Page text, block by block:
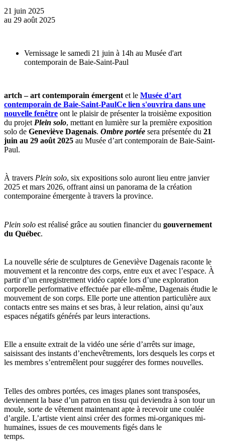
21 juin 2025
au 29 août 2025
Vernissage le samedi 21 juin à 14h au Musée d'art
contemporain de Baie-Saint-Paul
artch – art contemporain émergent et le Musée d’art
contemporain de Baie-Saint-PaulCe lien s'ouvrira dans une
nouvelle fenêtre ont le plaisir de présenter la troisième exposition
du projet Plein solo, mettant en lumière sur la première exposition
solo de Geneviève Dagenais. Ombre portée sera présentée du 21
juin au 29 août 2025 au Musée d’art contemporain de Baie-Saint-
Paul.
À travers Plein solo, six expositions solo auront lieu entre janvier
2025 et mars 2026, offrant ainsi un panorama de la création
contemporaine émergente à travers la province.
Plein solo est réalisé grâce au soutien financier du gouvernement
du Québec.
La nouvelle série de sculptures de Geneviève Dagenais raconte le
mouvement et la rencontre des corps, entre eux et avec l’espace. À
partir d’un enregistrement vidéo captée lors d’une exploration
corporelle performative effectuée par elle-même, Dagenais étudie le
mouvement de son corps. Elle porte une attention particulière aux
contacts entre ses mains et ses bras, à leur relation, ainsi qu’aux
espaces négatifs générés par leurs interactions.
Elle a ensuite extrait de la vidéo une série d’arrêts sur image,
saisissant des instants d’enchevêtrements, lors desquels les corps et
les membres s’entremêlent pour suggérer des formes nouvelles.
Telles des ombres portées, ces images planes sont transposées,
deviennent la base d’un patron en tissu qui deviendra à son tour un
moule, sorte de vêtement maintenant apte à recevoir une coulée
d’argile. L’artiste vient ainsi créer des formes mi-organiques mi-
humaines, issues de ces mouvements figés dans le
temps.